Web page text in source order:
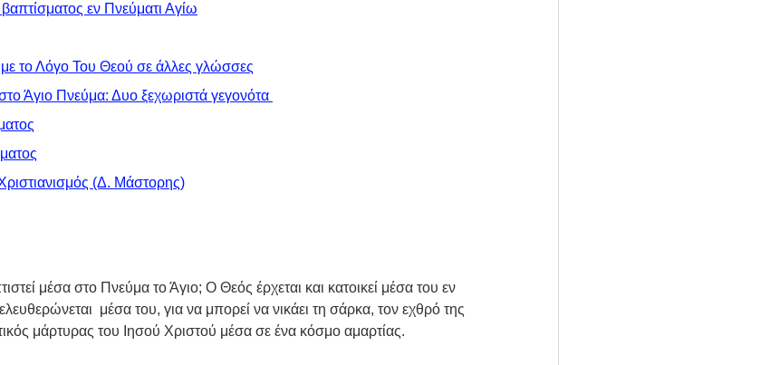
εν Πνεύματι Αγίω
το Λόγο Του Θεού σε άλλες γλώσσες
Άγιο Πνεύμα: Δυο ξεχωριστά γεγονότα
(Δ. Μάστορης)
μέσα στο Πνεύμα το Άγιο; Ο Θεός έρχεται και κατοικεί μέσα του εν
μέσα του, για να μπορεί να νικάει τη σάρκα, τον εχθρό της
μάρτυρας του Ιησού Χριστού μέσα σε ένα κόσμο αμαρτίας.